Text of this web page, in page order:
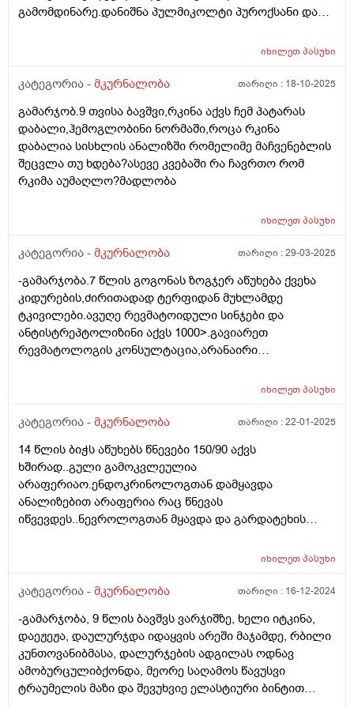
სიმტომები თუ კარგად როცა ვარ მაშინ? ინჰალაცია
პულმიკოლტით ცივ ჰაერს ვსუნთქავ? ასევე რომელი
იმუნოგლობინი გამაკეთებინა ექიმმა და 100 ნორმაა მე
ამ ეტაპზე 187 მაქვს.თუმცა ამ წამს არაფერი აღარ
მაწყუებს მაგრამ თან მეშინია ყოველი გაციების.ის
არის რომ ამ პულმიკოლტის ფონზე თსჩ ამერია
ამდრნი ხნის დარეგულირებული.
გამომდინარე.დანიშნა პულმიკოლტი პუროქსანი და
სიტუაცია.შემდეგ მქონდა გაციების გარეშე მსგავსი
ისევ იგივე მომივიდა და ისევ მკურნალობ და თითქოს
მომცეთ რჩევა და ასევე რამე დასამატებლად ხომ არ
არის რა შეიძლება ბუნებრივად მივიღო
ბრონქებისთვის საკვები ან ხალხური მეთოდი
დასამატებლად.კიდევ რა ანალიზებია საჭირო ან რა
მიმაართულებით წავიდე?
იხილეთპასუხი
კატეგორია - მკურნალობა თარიღი : 18-10-2025
გამარჯობ.9 თვისა ბავშვი,რკინა აქვს ჩემ პატარას
დაბალი,ჰემოგლობინი ნორმაში,როცა რკინა
დაბალია სისხლის ანალიზში რომელიმე მაჩვენებლის
შეცვლა თუ ხდება?ასევე კვებაში რა ჩავრთო რომ
რკიმა აუმაღლო?მადლობა
იხილეთპასუხი
კატეგორია - მკურნალობა თარიღი :29-03-2025
-გამარჯობა.7 წლის გოგონას ზოგჯერ აწუხება ქვეხა
კიდურების,ძირითადად ტერფიდან მუხლამდე
ტკივილები.ავუღე რევმატოიდული სინჯები და
ანტისტრეპტოლიზინი აქვს 1000>.გავიარეთ
რევმატოლოგის კონსულტაცია,არანაირი
ანტისტრეპტოლისზინის მაღალი მაჩვენებელი
და ტკივილები ფეხებში-ზრდის ტკივილებად
რიგზეა.თუმცა მე მაინც მაწუხებს
ანტისტრეპტოლიზინის ეს მაჩვენებელი და როგორ
მოვიქცე? რა პროფილია ექიმი გვჭირდება? ვფიქრობ
ოტორალინგოლოგის კონსულტაციას თუმცა ყელი
ჩირქოვანი არ აქვს და არ ავადობს ხოლმე.გთხოვთ
ანტისტრეპტოლიზინის ეს მაჩვენებელი და სად ვეძიო
იხილეთპასუხი
კატეგორია - მკურნალობა თარიღი :22-01-2025
14 წლის ბიჭს აწუხებს წნევები 150/90 აქვს
ხშირად..გული გამოკვლეულია
არაფერიაო.ენდოკრინოლოგთან დამყავდა
ანალიზებით არაფერია რაც წნევას
იწვევდეს..ნევროლოგთან მყავდა და გარდატეხის
და რა იქნება მიზეზი ან რისი ექიმთან მივიყვანო
ჰიპერტენზიული .
იხილეთპასუხი
კატეგორია - მკურნალობა თარიღი : 16-12-2024
-გამარჯობა, 9 წლის ბავშვს ვარჯიშზე, ხელი იტკინა,
დაეჟეჟა, დაულურჯდა იდაყვის არეში მაჯამდე, რბილი
კუნთოვანიბმასა, დალურჯების ადგილას ოდნავ
ამობურცულიბქონდა, მეორე საღამოს წავუსვი
ტრაუმელის მაზი და შევუხვიე ელასტიური ბინტით